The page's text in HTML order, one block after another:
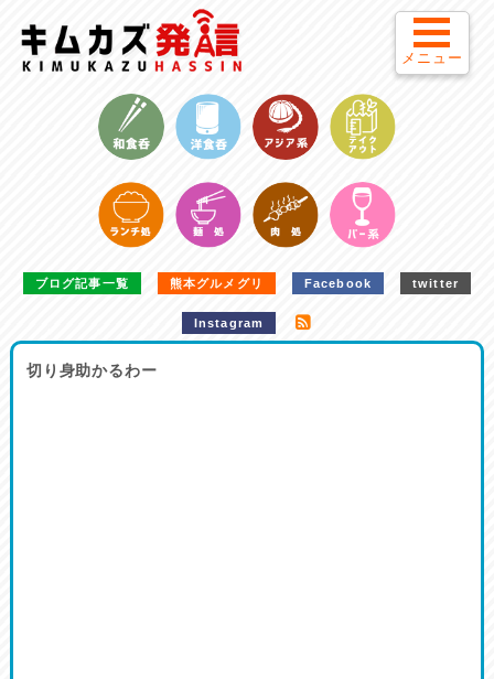
ブログ記事一覧 熊本グルメグリ Facebook twitter
Instagram
切り身助かるわー
メニュー